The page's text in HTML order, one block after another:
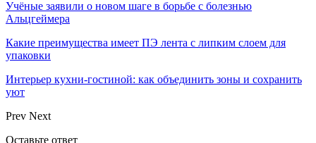
Учёные заявили о новом шаге в борьбе с болезнью
Альцгеймера
Какие преимущества имеет ПЭ лента с липким слоем для
упаковки
Интерьер кухни-гостиной: как объединить зоны и сохранить
уют
Prev Next
Оставьте ответ